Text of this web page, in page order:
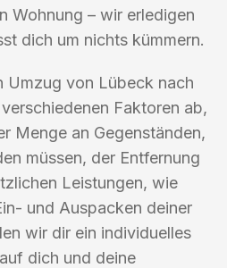
Wohnung – wir erledigen
dich um nichts kümmern.
Umzug von Lübeck nach
Faktoren ab,
Menge an Gegenständen,
müssen, der Entfernung
Leistungen, wie
und Auspacken deiner
wir dir ein individuelles
dich und deine